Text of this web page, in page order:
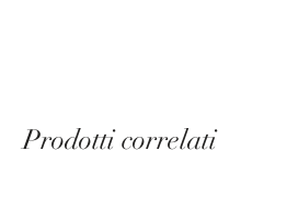
Prodotti correlati